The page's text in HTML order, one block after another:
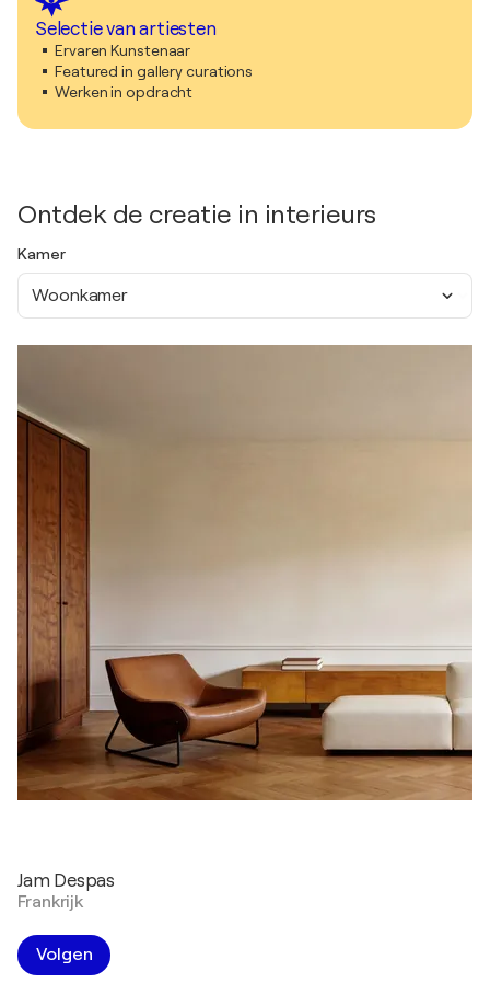
Selectie van artiesten
Ervaren Kunstenaar
Featured in gallery curations
Werken in opdracht
Ontdek de creatie in interieurs
Kamer
Woonkamer
Jam Despas
Frankrijk
Volgen